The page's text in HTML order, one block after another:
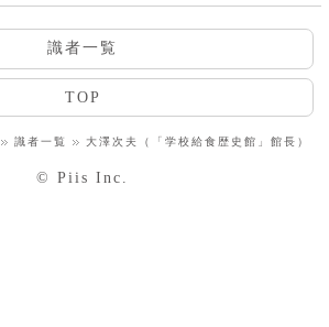
識者一覧
TOP
識者一覧 大澤次夫（「学校給食歴史館」館長）
© Piis Inc.